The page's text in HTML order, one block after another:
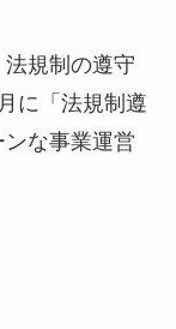
規制の遵守
に「法規制遵
な事業運営